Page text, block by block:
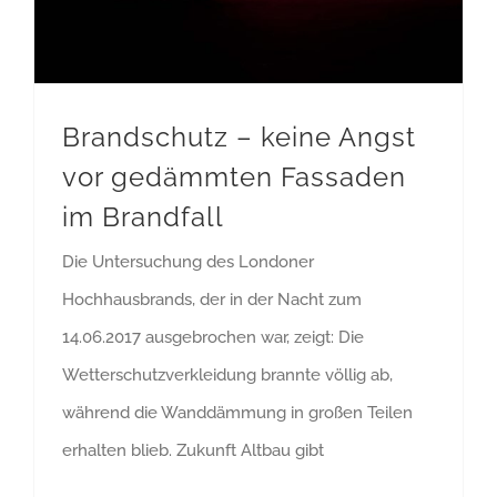
Brandschutz – keine Angst
vor gedämmten Fassaden
im Brandfall
Die Untersuchung des Londoner
Hochhausbrands, der in der Nacht zum
14.06.2017 ausgebrochen war, zeigt: Die
Wetterschutzverkleidung brannte völlig ab,
während die Wanddämmung in großen Teilen
erhalten blieb. Zukunft Altbau gibt